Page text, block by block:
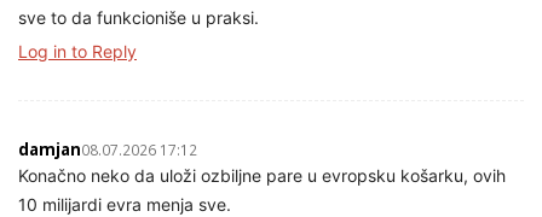
sve to da funkcioniše u praksi.
Log in to Reply
damjan08.07.2026 17:12
Konačno neko da uloži ozbiljne pare u evropsku košarku, ovih
10 milijardi evra menja sve.